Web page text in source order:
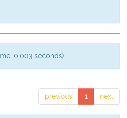
0.003 seconds).
previous 1 next